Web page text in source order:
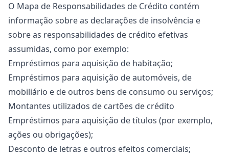
O Mapa de Responsabilidades de Crédito contém
informação sobre as declarações de insolvência e
sobre as responsabilidades de crédito efetivas
assumidas, como por exemplo:
Empréstimos para aquisição de habitação;
Empréstimos para aquisição de automóveis, de
mobiliário e de outros bens de consumo ou serviços;
Montantes utilizados de cartões de crédito
Empréstimos para aquisição de títulos (por exemplo,
ações ou obrigações);
Desconto de letras e outros efeitos comerciais;